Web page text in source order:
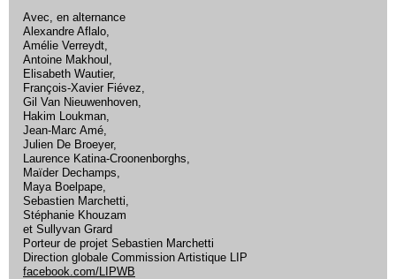
Avec, en alternance
Alexandre Aflalo,
Amélie Verreydt,
Antoine Makhoul,
Elisabeth Wautier,
François-Xavier Fiévez,
Gil Van Nieuwenhoven,
Hakim Loukman,
Jean-Marc Amé,
Julien De Broeyer,
Laurence Katina-Croonenborghs,
Maïder Dechamps,
Maya Boelpape,
Sebastien Marchetti,
Stéphanie Khouzam
et Sullyvan Grard
Porteur de projet Sebastien Marchetti
Direction globale Commission Artistique LIP
facebook.com/LIPWB